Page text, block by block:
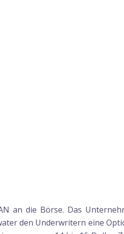
an die Börse. Das
den Underwritern eine